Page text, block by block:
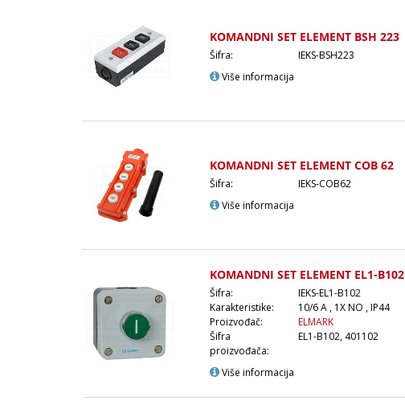
KOMANDNI SET ELEMENT BSH 223
Šifra:
IEKS-BSH223
Više informacija
KOMANDNI SET ELEMENT COB 62
Šifra:
IEKS-COB62
Više informacija
KOMANDNI SET ELEMENT EL1-B102
Šifra:
IEKS-EL1-B102
Karakteristike:
10/6 A , 1X NO , IP44
Proizvođač:
ELMARK
Šifra
proizvođača:
EL1-B102, 401102
Više informacija